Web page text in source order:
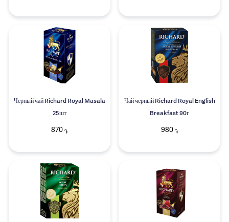
Черный чай Richard Royal Masala
25шт
870 ֏
Чай черный Richard Royal English
Breakfast 90г
980 ֏